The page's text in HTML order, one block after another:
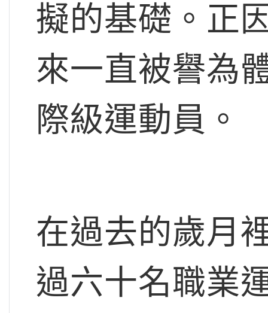
擬的基礎。正
來一直被譽為
際級運動員。
在過去的歲月
過六十名職業